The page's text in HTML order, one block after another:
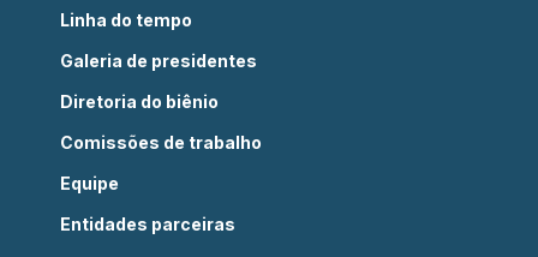
Linha do tempo
Galeria de presidentes
Diretoria do biênio
Comissões de trabalho
Equipe
Entidades parceiras